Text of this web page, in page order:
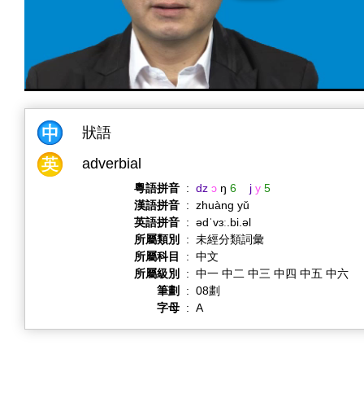
狀語
adverbial
粵語拼音 : dz ɔ ŋ 6 j y 5
漢語拼音 : zhuàng yǔ
英語拼音 : ədˈvɜː.bi.əl
所屬類別
: 未經分類詞彙
所屬科目
: 中文
所屬級別
: 中一 中二 中三 中四 中五 中六
筆劃
: 08劃
字母 : A